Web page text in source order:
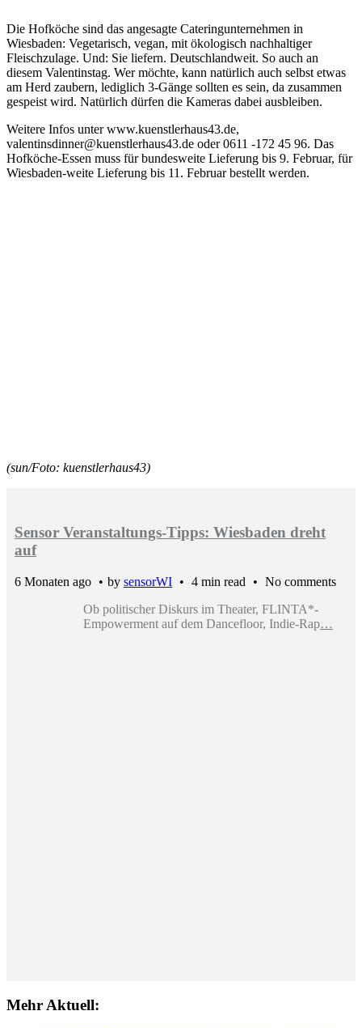
Die Hofköche sind das angesagte Cateringunternehmen in
Wiesbaden: Vegetarisch, vegan, mit ökologisch nachhaltiger
Fleischzulage. Und: Sie liefern. Deutschlandweit. So auch an
diesem Valentinstag. Wer möchte, kann natürlich auch selbst etwas
am Herd zaubern, lediglich 3-Gänge sollten es sein, da zusammen
gespeist wird. Natürlich dürfen die Kameras dabei ausbleiben.
Weitere Infos unter www.kuenstlerhaus43.de,
valentinsdinner@kuenstlerhaus43.de oder 0611 -172 45 96. Das
Hofköche-Essen muss für bundesweite Lieferung bis 9. Februar, für
Wiesbaden-weite Lieferung bis 11. Februar bestellt werden.
(sun/Foto: kuenstlerhaus43)
Sensor Veranstaltungs-Tipps: Wiesbaden dreht
auf
6 Monaten ago by sensorWI 4 min read
No comments
Ob politischer Diskurs im Theater, FLINTA*-
Empowerment auf dem Dancefloor, Indie-Rap…
Mehr Aktuell: